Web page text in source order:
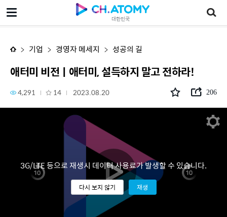
대한민국
애터미 비전ㅣ애터미, 설득하지 말고 전하라!
기업 경영자 메세지 성공의 길
애터미 비전ㅣ애터미, 설득하지 말고 전하라!
4,291 14 2023.08.20 206
3G/LTE 등으로 재생시 데이터 사용료가 발생할 수 있습니다.
다시 보지 않기 재생